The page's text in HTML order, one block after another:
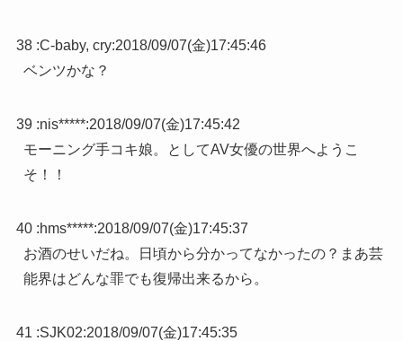
38 :C-baby, cry:2018/09/07(金)17:45:46
ベンツかな？
39 :nis*****:2018/09/07(金)17:45:42
モーニング手コキ娘。としてAV女優の世界へようこ
そ！！
40 :hms*****:2018/09/07(金)17:45:37
お酒のせいだね。日頃から分かってなかったの？まあ芸
能界はどんな罪でも復帰出来るから。
41 :SJK02:2018/09/07(金)17:45:35